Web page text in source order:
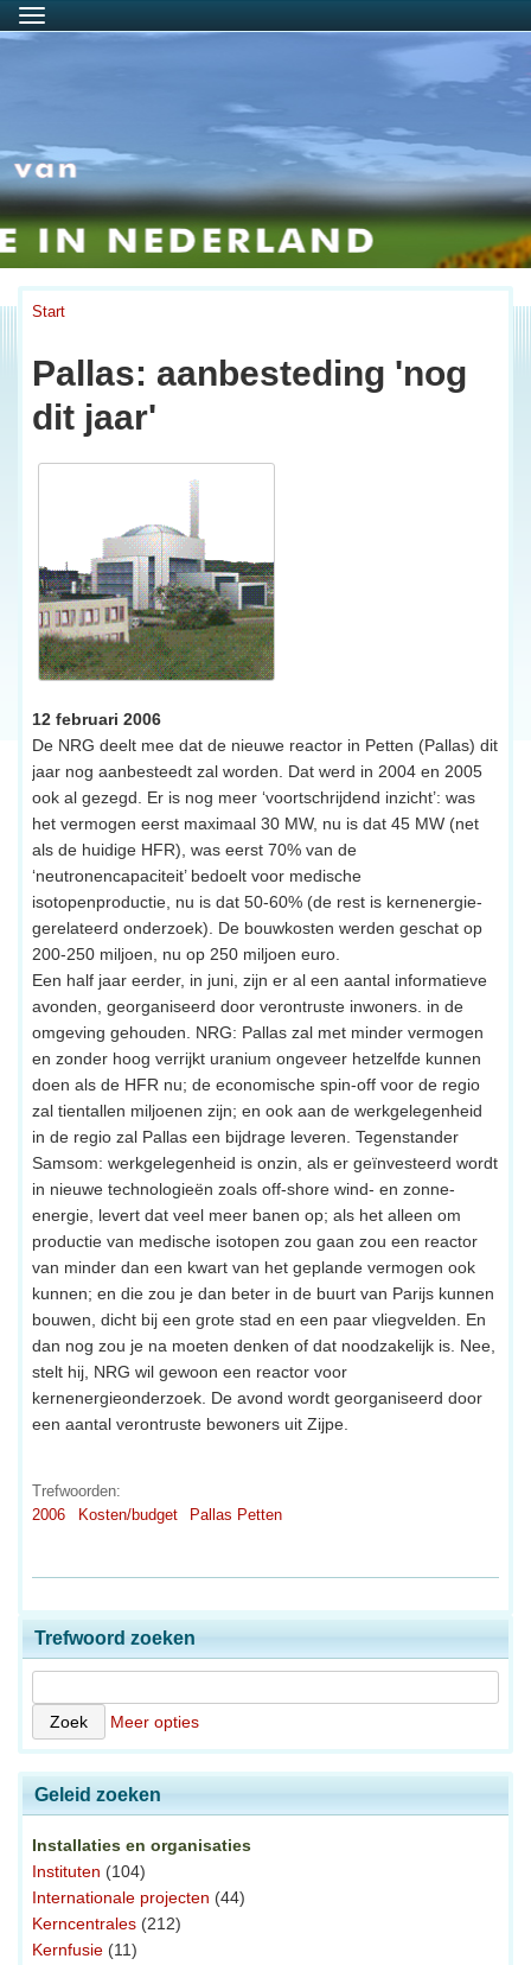
Menu
Start
Pallas: aanbesteding 'nog
dit jaar'
12 februari 2006
De NRG deelt mee dat de nieuwe reactor in Petten (Pallas) dit
jaar nog aanbesteedt zal worden. Dat werd in 2004 en 2005
ook al gezegd. Er is nog meer ‘voortschrijdend inzicht’: was
het vermogen eerst maximaal 30 MW, nu is dat 45 MW (net
als de huidige HFR), was eerst 70% van de
‘neutronencapaciteit’ bedoelt voor medische
isotopenproductie, nu is dat 50-60% (de rest is kernenergie-
gerelateerd onderzoek). De bouwkosten werden geschat op
200-250 miljoen, nu op 250 miljoen euro.
Een half jaar eerder, in juni, zijn er al een aantal informatieve
avonden, georganiseerd door verontruste inwoners. in de
omgeving gehouden. NRG: Pallas zal met minder vermogen
en zonder hoog verrijkt uranium ongeveer hetzelfde kunnen
doen als de HFR nu; de economische spin-off voor de regio
zal tientallen miljoenen zijn; en ook aan de werkgelegenheid
in de regio zal Pallas een bijdrage leveren. Tegenstander
Samsom: werkgelegenheid is onzin, als er geïnvesteerd wordt
in nieuwe technologieën zoals off-shore wind- en zonne-
energie, levert dat veel meer banen op; als het alleen om
productie van medische isotopen zou gaan zou een reactor
van minder dan een kwart van het geplande vermogen ook
kunnen; en die zou je dan beter in de buurt van Parijs kunnen
bouwen, dicht bij een grote stad en een paar vliegvelden. En
dan nog zou je na moeten denken of dat noodzakelijk is. Nee,
stelt hij, NRG wil gewoon een reactor voor
kernenergieonderzoek. De avond wordt georganiseerd door
een aantal verontruste bewoners uit Zijpe.
Trefwoorden:
2006
Kosten/budget Pallas Petten
Trefwoord zoeken
Meer opties
Geleid zoeken
Installaties en organisaties
Instituten (104)
Internationale projecten (44)
Kerncentrales (212)
Kernfusie (11)